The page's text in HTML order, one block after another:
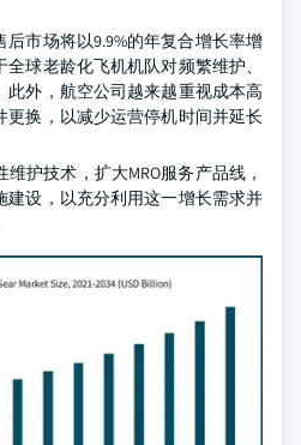
后市场将以9.9%的年复合增长率增
球老龄化飞机机队对频繁维护、
此外，航空公司越来越重视成本高
更换，以减少运营停机时间并延长
护技术，扩大MRO服务产品线，
建设，以充分利用这一增长需求并